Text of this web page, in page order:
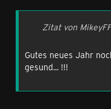
Zitat von
Gutes neues Jahr
gesund... !!!